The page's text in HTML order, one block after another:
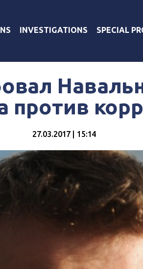
INVESTIGATIONS SPECIAL
против
27.03.2017 | 15:14